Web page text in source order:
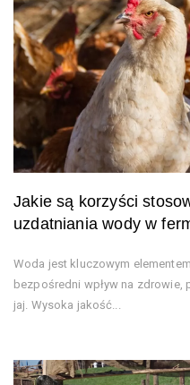
Jakie są korzyści
uzdatniania wody w
Woda jest kluczowym
bezpośredni wpływ na
jaj. Wysoka jakość...